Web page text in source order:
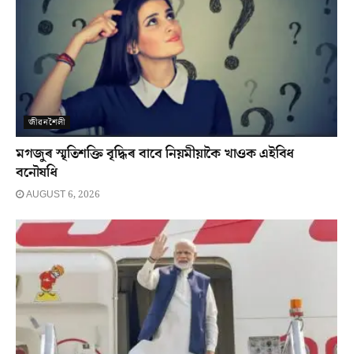
জীৱনশৈলী
মগজুৰ স্মৃতিশক্তি বৃদ্ধিৰ বাবে নিয়মীয়াকৈ খাওক এইবিধ
বনৌষধি
AUGUST 6, 2026